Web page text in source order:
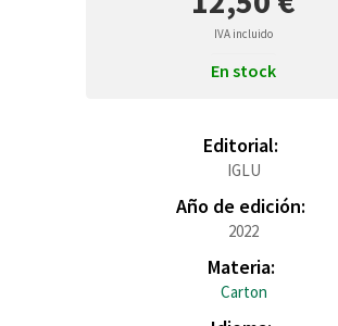
IVA incluido
En stock
Editorial:
IGLU
Año de edición:
2022
Materia:
Carton